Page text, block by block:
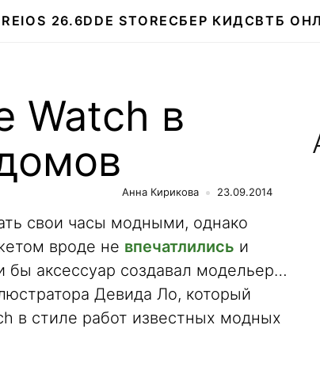
IOS 26.6DDE STORE СБЕР КИДСВТБ
Watch в
Анна Кирикова 23.09.2014
свои часы модными, однако
вроде не впечатлились и
аксессуар создавал модельер…
Девида Ло, который
в стиле работ известных модных